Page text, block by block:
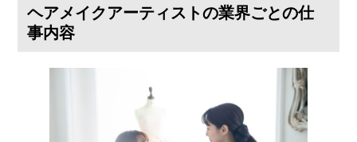
ヘアメイクアーティストの業界ごとの仕
事内容